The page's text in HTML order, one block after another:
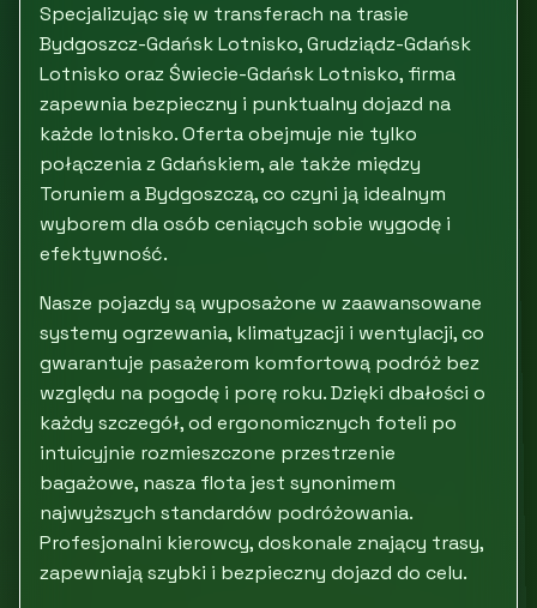
Specjalizując się w transferach na trasie
Bydgoszcz-Gdańsk Lotnisko, Grudziądz-Gdańsk
Lotnisko oraz Świecie-Gdańsk Lotnisko, firma
zapewnia bezpieczny i punktualny dojazd na
każde lotnisko. Oferta obejmuje nie tylko
połączenia z Gdańskiem, ale także między
Toruniem a Bydgoszczą, co czyni ją idealnym
wyborem dla osób ceniących sobie wygodę i
efektywność.
Nasze pojazdy są wyposażone w zaawansowane
systemy ogrzewania, klimatyzacji i wentylacji, co
gwarantuje pasażerom komfortową podróż bez
względu na pogodę i porę roku. Dzięki dbałości o
każdy szczegół, od ergonomicznych foteli po
intuicyjnie rozmieszczone przestrzenie
bagażowe, nasza flota jest synonimem
najwyższych standardów podróżowania.
Profesjonalni kierowcy, doskonale znający trasy,
zapewniają szybki i bezpieczny dojazd do celu.